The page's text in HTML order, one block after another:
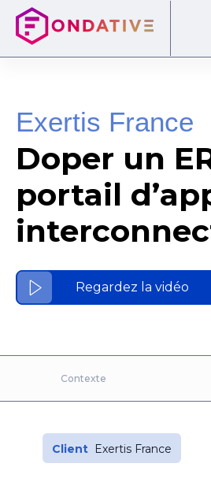
Exertis France
Doper un
portail
Regardez la vidéo
Contexte
Client Exertis France